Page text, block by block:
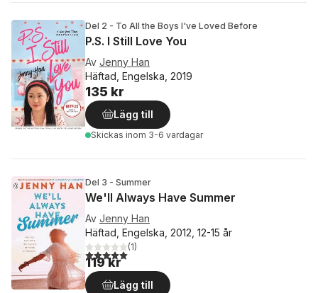
Del 2 - To All the Boys I've Loved Before
P.S. I Still Love You
Av Jenny Han
Häftad, Engelska, 2019
135 kr
Lägg till
Skickas inom 3-6 vardagar
Del 3 - Summer
We'll Always Have Summer
Av Jenny Han
Häftad, Engelska, 2012, 12-15 år
5,0utav 5 stjärnor. Totalt antal röster:
(1)
119 kr
Lägg till